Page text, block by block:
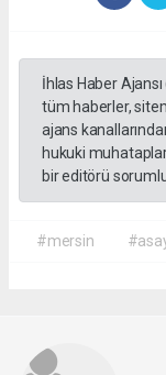
İhlas Haber
tüm haberler,
ajans
hukuki
bir editörü
#mersin